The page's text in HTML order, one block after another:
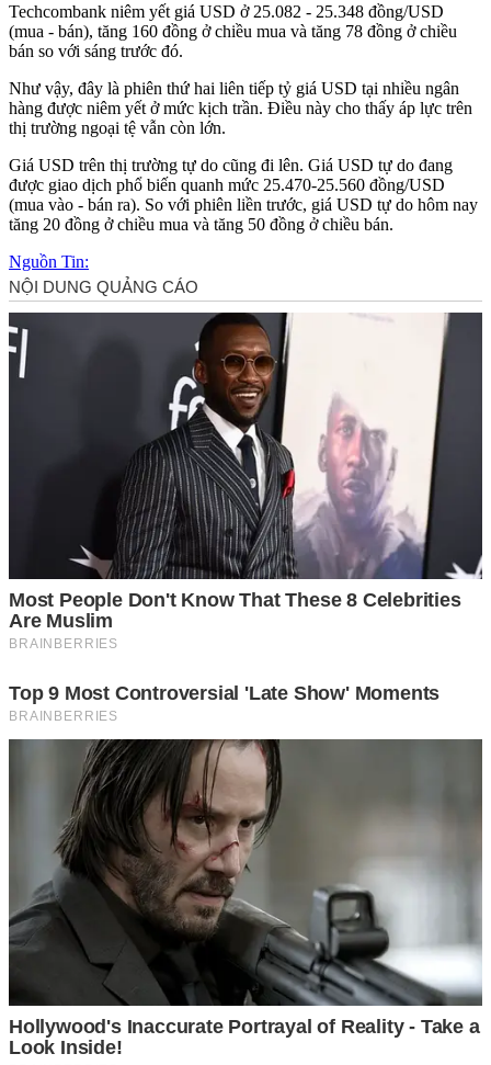
Techcombank niêm yết giá USD ở 25.082 - 25.348 đồng/USD
(mua - bán), tăng 160 đồng ở chiều mua và tăng 78 đồng ở chiều
bán so với sáng trước đó.
Như vậy, đây là phiên thứ hai liên tiếp tỷ giá USD tại nhiều ngân
hàng được niêm yết ở mức kịch trần. Điều này cho thấy áp lực trên
thị trường ngoại tệ vẫn còn lớn.
Giá USD trên thị trường tự do cũng đi lên. Giá USD tự do đang
được giao dịch phổ biến quanh mức 25.470-25.560 đồng/USD
(mua vào - bán ra). So với phiên liền trước, giá USD tự do hôm nay
tăng 20 đồng ở chiều mua và tăng 50 đồng ở chiều bán.
Nguồn Tin: